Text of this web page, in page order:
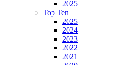
2025
Top Ten
2025
2024
2023
2022
2021